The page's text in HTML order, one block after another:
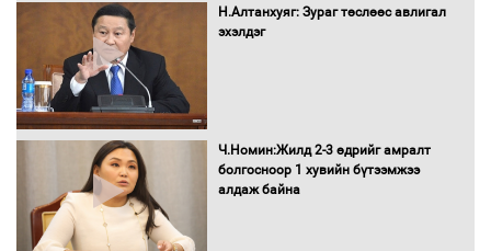
шилжиж, найр наадам, зөвлөгөөн,
гадаад томилолтыг хориглолоо
Н.Алтанхуяг: Зураг төслөөс авлигал
эхэлдэг
Ч.Номин:Жилд 2-3 өдрийг амралт
болгосноор 1 хувийн бүтээмжээ
алдаж байна